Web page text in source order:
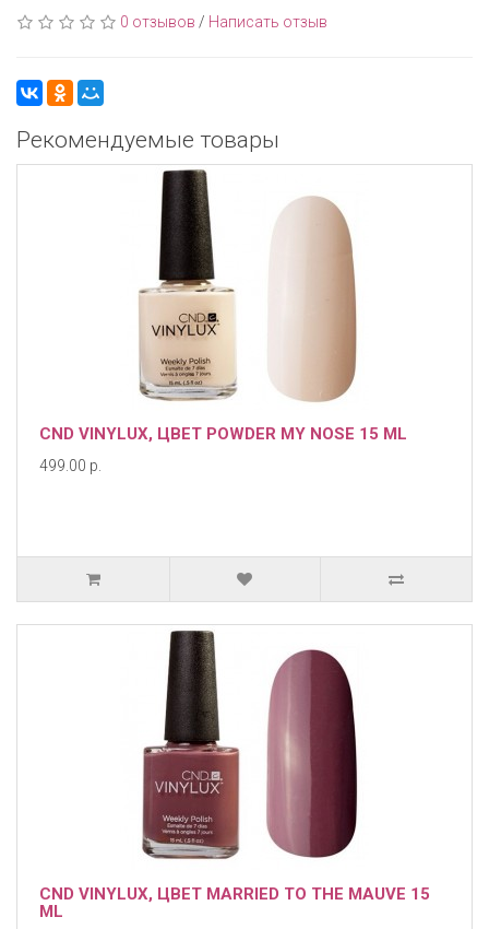
0 отзывов / Написать отзыв
Рекомендуемые товары
CND VINYLUX, ЦВЕТ POWDER MY NOSE 15 ML
499.00 р.
CND VINYLUX, ЦВЕТ MARRIED TO THE MAUVE 15
ML